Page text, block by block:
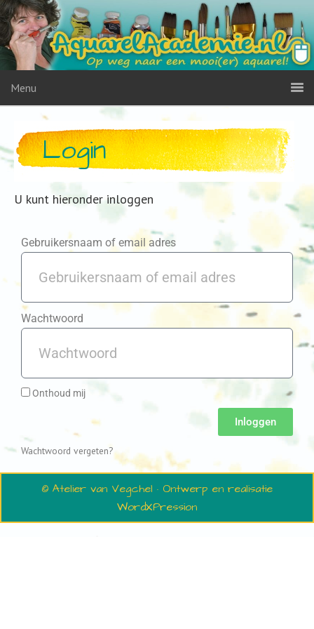
Menu
Login
U kunt hieronder inloggen
Gebruikersnaam of email adres
Wachtwoord
Onthoud mij
Inloggen
Wachtwoord vergeten?
© Atelier van Vegchel · Ontwerp en realisatie
WordXPression